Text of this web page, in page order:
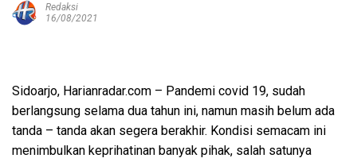
Redaksi
16/08/2021
Sidoarjo, Harianradar.com – Pandemi covid 19, sudah
berlangsung selama dua tahun ini, namun masih belum ada
tanda – tanda akan segera berakhir. Kondisi semacam ini
menimbulkan keprihatinan banyak pihak, salah satunya